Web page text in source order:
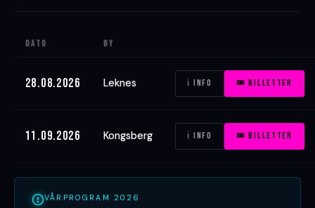
Dato By
28.08.2026 Leknes ℹ Info 🎟 Billetter
11.09.2026 Kongsberg ℹ Info 🎟 Billetter
VÅRPROGRAM 2026